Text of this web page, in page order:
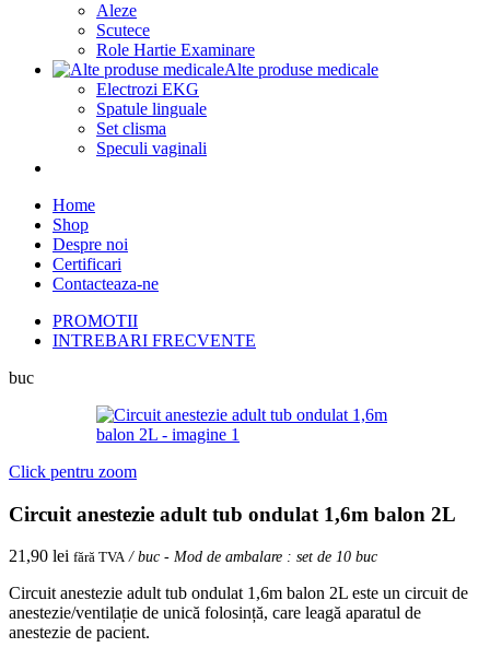
Aleze
Scutece
Role Hartie Examinare
Alte produse medicale
Electrozi EKG
Spatule linguale
Set clisma
Speculi vaginali
Home
Shop
Despre noi
Certificari
Contacteaza-ne
PROMOTII
INTREBARI FRECVENTE
buc
Click pentru zoom
Circuit anestezie adult tub ondulat 1,6m balon 2L
21,90 lei fără TVA/ buc - Mod de ambalare : set de 10 buc
Circuit anestezie adult tub ondulat 1,6m balon 2L este un circuit de
anestezie/ventilație de unică folosință, care leagă aparatul de
anestezie de pacient.